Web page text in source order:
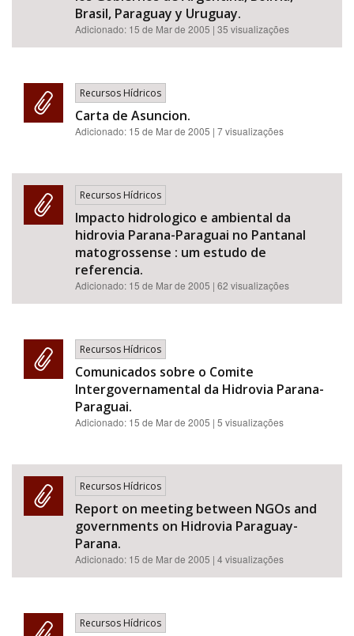
Brasil, Paraguay y Uruguay.
Adicionado: 15 de Mar de 2005 | 35 visualizações
Recursos Hídricos
Carta de Asuncion.
Adicionado: 15 de Mar de 2005 | 7 visualizações
Recursos Hídricos
Impacto hidrologico e ambiental da
hidrovia Parana-Paraguai no Pantanal
matogrossense : um estudo de
referencia.
Adicionado: 15 de Mar de 2005 | 62 visualizações
Recursos Hídricos
Comunicados sobre o Comite
Intergovernamental da Hidrovia Parana-
Paraguai.
Adicionado: 15 de Mar de 2005 | 5 visualizações
Recursos Hídricos
Report on meeting between NGOs and
governments on Hidrovia Paraguay-
Parana.
Adicionado: 15 de Mar de 2005 | 4 visualizações
Recursos Hídricos